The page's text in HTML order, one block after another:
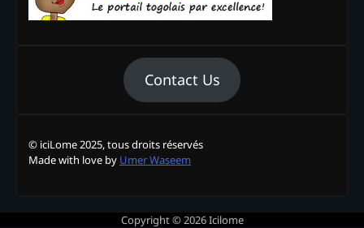
Contact Us
© iciLome 2025, tous droits réservés
Made with love by Umer Waseem
Copyright © 2026Icilome